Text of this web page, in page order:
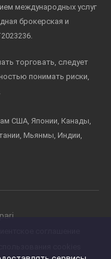
международных услуг
брокерская и
торговать, следует
понимать риски,
США, Японии, Канады,
Мьянмы, Индии,
соглашение